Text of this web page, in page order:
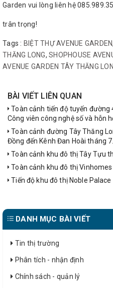
Garden vui lòng liên hệ
trân trọng!
Tags : BIỆT THỰ AVENUE GARDEN,
THĂNG LONG, SHOPHOUSE
AVENUE GARDEN TÂY THĂNG
BÀI VIẾT LIÊN QUAN
Toàn cảnh tiến độ tuyến
Công viên công nghệ số và hỗn
Toàn cảnh đường Tây Thăng
Đồng đến Kênh Đan Hoài tháng
Toàn cảnh khu đô thị Tây Tựu
Toàn cảnh khu đô thị
Tiến độ khu đô thị Noble
DANH MỤC BÀI VIẾT
Tin thị trường
Phân tích - nhận định
Chính sách - quản lý